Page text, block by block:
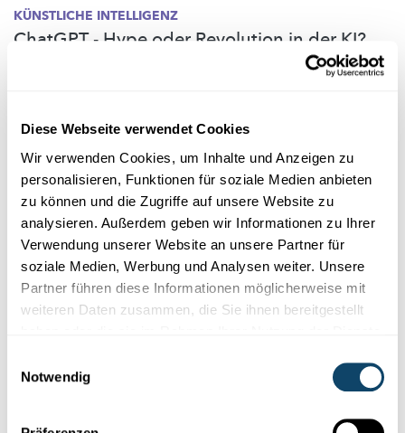
Diese Webseite verwendet Cookies
Wir verwenden Cookies, um Inhalte und Anzeigen zu
personalisieren, Funktionen für soziale Medien anbieten
zu können und die Zugriffe auf unsere Website zu
analysieren. Außerdem geben wir Informationen zu Ihrer
Verwendung unserer Website an unsere Partner für
soziale Medien, Werbung und Analysen weiter. Unsere
Partner führen diese Informationen möglicherweise mit
weiteren Daten zusammen, die Sie ihnen bereitgestellt
Notwendig
KÜNSTLICHE INTELLIGENZ
ChatGPT - Hype oder Revolution in der KI?
einschätzen. Hier ihre Antworten.
University of Luxembourg,LIST, Technische Hochschule
Deggendorf
Folgescience.lu
Cookies im Zusammenhang mit sozialen
sehen, ändern Sie bitte Ihre Einstellungen.